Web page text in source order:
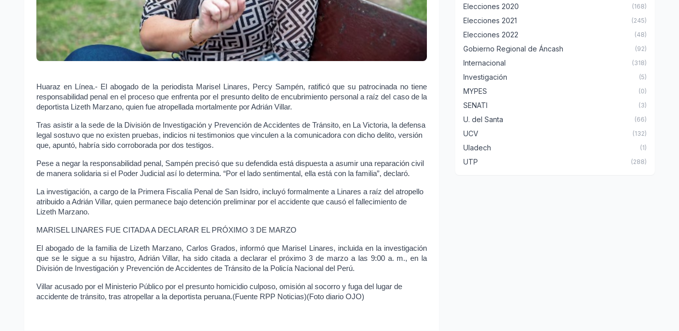
Huaraz en Línea.- El abogado de la periodista Marisel Linares, Percy Sampén, ratificó que su patrocinada no tiene
responsabilidad penal en el proceso que enfrenta por el presunto delito de encubrimiento personal a raíz del caso de la
deportista Lizeth Marzano, quien fue atropellada mortalmente por Adrián Villar.
Tras asistir a la sede de la División de Investigación y Prevención de Accidentes de Tránsito, en La Victoria, la defensa
legal sostuvo que no existen pruebas, indicios ni testimonios que vinculen a la comunicadora con dicho delito, versión
que, apuntó, habría sido corroborada por dos testigos.
Pese a negar la responsabilidad penal, Sampén precisó que su defendida está dispuesta a asumir una reparación civil
de manera solidaria si el Poder Judicial así lo determina. “Por el lado sentimental, ella está con la familia”, declaró.
La investigación, a cargo de la Primera Fiscalía Penal de San Isidro, incluyó formalmente a Linares a raíz del atropello
atribuido a Adrián Villar, quien permanece bajo detención preliminar por el accidente que causó el fallecimiento de
Lizeth Marzano.
MARISEL LINARES FUE CITADA A DECLARAR EL PRÓXIMO 3 DE MARZO
El abogado de la familia de Lizeth Marzano, Carlos Grados, informó que Marisel Linares, incluida en la investigación
que se le sigue a su hijastro, Adrián Villar, ha sido citada a declarar el próximo 3 de marzo a las 9:00 a. m., en la
División de Investigación y Prevención de Accidentes de Tránsito de la Policía Nacional del Perú.
Villar acusado por el Ministerio Público por el presunto homicidio culposo, omisión al socorro y fuga del lugar de
accidente de tránsito, tras atropellar a la deportista peruana.(Fuente RPP Noticias)(Foto diario OJO)
Elecciones 2020 (168)
Elecciones 2021 (245)
Elecciones 2022 (48)
Gobierno Regional de Áncash (92)
Internacional (318)
Investigación (5)
MYPES (0)
SENATI (3)
U. del Santa (66)
UCV (132)
Uladech (1)
UTP (288)